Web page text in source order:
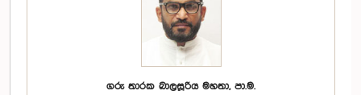
ගරු තාරක බාලසූරිය මහතා, පා.ම.